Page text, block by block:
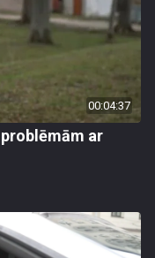
00:04:37
ar